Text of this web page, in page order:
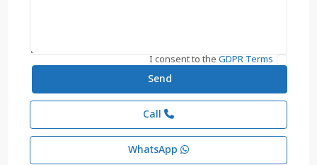
I consent to theGDPR Terms